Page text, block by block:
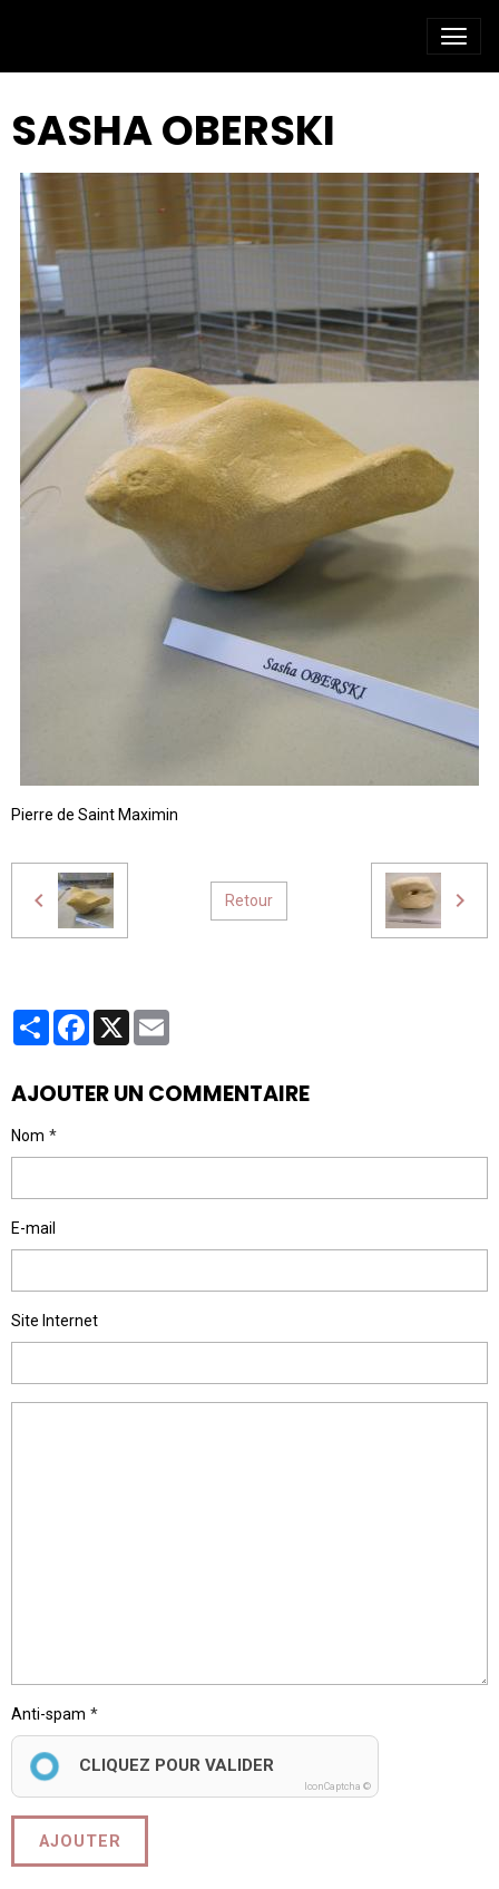
SASHA OBERSKI
Pierre de Saint Maximin
Retour
PartagerFacebook
X
AJOUTER UN COMMENTAIRE
Nom
E-mail
Site Internet
Anti-spam
CLIQUEZ POUR VALIDER
IconCaptcha ©
AJOUTER